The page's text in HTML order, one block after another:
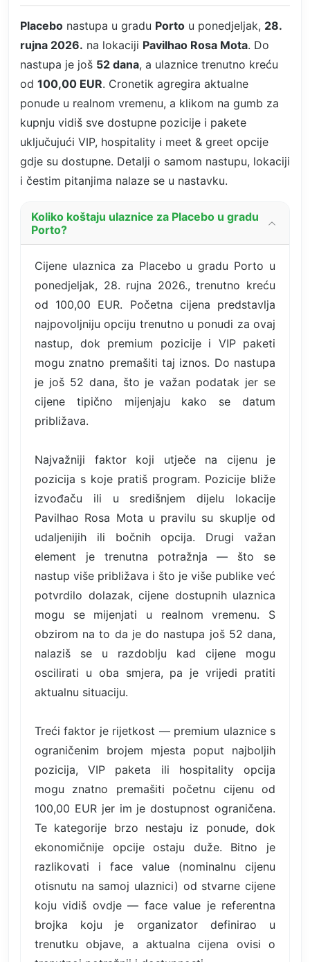
Placebo nastupa u gradu Porto u ponedjeljak, 28.
rujna 2026. na lokaciji Pavilhao Rosa Mota. Do
nastupa je još 52 dana, a ulaznice trenutno kreću
od 100,00 EUR. Cronetik agregira aktualne
ponude u realnom vremenu, a klikom na gumb za
kupnju vidiš sve dostupne pozicije i pakete
uključujući VIP, hospitality i meet & greet opcije
gdje su dostupne. Detalji o samom nastupu, lokaciji
i čestim pitanjima nalaze se u nastavku.
Koliko koštaju ulaznice za Placebo u gradu
Porto?
Cijene ulaznica za Placebo u gradu Porto u
ponedjeljak, 28. rujna 2026., trenutno kreću
od 100,00 EUR. Početna cijena predstavlja
najpovoljniju opciju trenutno u ponudi za ovaj
nastup, dok premium pozicije i VIP paketi
mogu znatno premašiti taj iznos. Do nastupa
je još 52 dana, što je važan podatak jer se
cijene tipično mijenjaju kako se datum
približava.
Najvažniji faktor koji utječe na cijenu je
pozicija s koje pratiš program. Pozicije bliže
izvođaču ili u središnjem dijelu lokacije
Pavilhao Rosa Mota u pravilu su skuplje od
udaljenijih ili bočnih opcija. Drugi važan
element je trenutna potražnja — što se
nastup više približava i što je više publike već
potvrdilo dolazak, cijene dostupnih ulaznica
mogu se mijenjati u realnom vremenu. S
obzirom na to da je do nastupa još 52 dana,
nalaziš se u razdoblju kad cijene mogu
oscilirati u oba smjera, pa je vrijedi pratiti
aktualnu situaciju.
Treći faktor je rijetkost — premium ulaznice s
ograničenim brojem mjesta poput najboljih
pozicija, VIP paketa ili hospitality opcija
mogu znatno premašiti početnu cijenu od
100,00 EUR jer im je dostupnost ograničena.
Te kategorije brzo nestaju iz ponude, dok
ekonomičnije opcije ostaju duže. Bitno je
razlikovati i face value (nominalnu cijenu
otisnutu na samoj ulaznici) od stvarne cijene
koju vidiš ovdje — face value je referentna
brojka koju je organizator definirao u
trenutku objave, a aktualna cijena ovisi o